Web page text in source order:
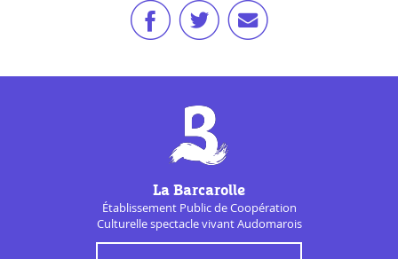
La Barcarolle
Établissement Public deCoopération
Culturellespectacle vivant Audomarois